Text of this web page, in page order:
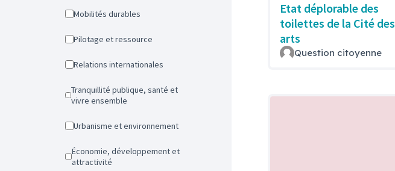
Mobilités durables
Pilotage et ressource
Relations internationales
Tranquillité publique, santé et
vivre ensemble
Urbanisme et environnement
Économie, développement et
attractivité
Etat déplorable des
toilettes de la Cité des
arts
Question citoyenne